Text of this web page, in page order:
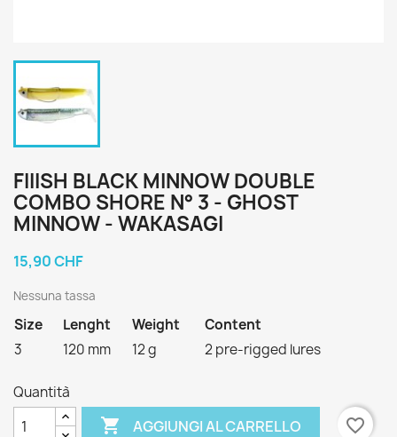
FIIISH BLACK MINNOW DOUBLE
COMBO SHORE N° 3 - GHOST
MINNOW - WAKASAGI
15,90 CHF
Nessuna tassa
Size Lenght Weight
Content
3
120 mm 12 g 2 pre-rigged lures
Quantità
 AGGIUNGI AL CARRELLO favorite_border